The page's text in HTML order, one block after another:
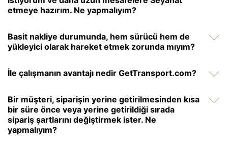
etmeye hazırım. Ne yapmalıyım?
Basit nakliye durumunda, hem sürücü hem de
yükleyici olarak hareket etmek zorunda mıyım?
İle çalışmanın avantajı nedir GetTransport.com?
Bir müşteri, siparişin yerine getirilmesinden kısa
bir süre önce veya yerine getirildiği sırada
sipariş şartlarını değiştirmek ister. Ne
yapmalıyım?